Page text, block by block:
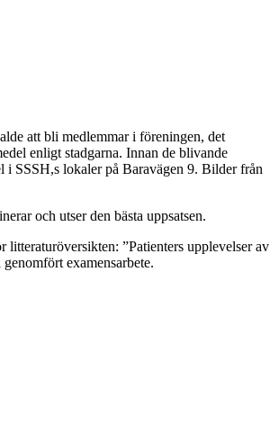
att bli medlemmar i föreningen, det
enligt stadgarna. Innan de blivande
i SSSH,s lokaler på Baravägen 9. Bilder från
och utser den bästa uppsatsen.
”Patienters upplevelser av
examensarbete.